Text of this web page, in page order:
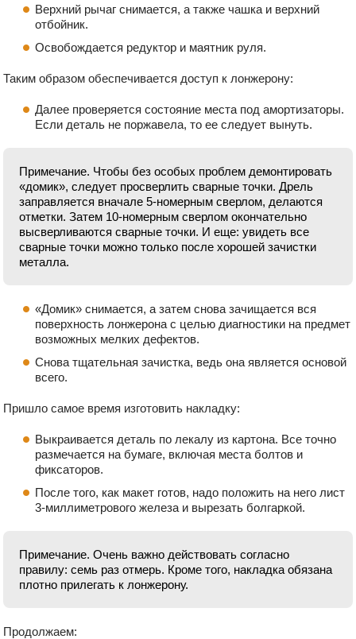
Верхний рычаг снимается, а также чашка и верхний
отбойник.
Освобождается редуктор и маятник руля.
Таким образом обеспечивается доступ к лонжерону:
Далее проверяется состояние места под амортизаторы.
Если деталь не поржавела, то ее следует вынуть.
Примечание. Чтобы без особых проблем демонтировать
«домик», следует просверлить сварные точки. Дрель
заправляется вначале 5-номерным сверлом, делаются
отметки. Затем 10-номерным сверлом окончательно
высверливаются сварные точки. И еще: увидеть все
сварные точки можно только после хорошей зачистки
металла.
«Домик» снимается, а затем снова зачищается вся
поверхность лонжерона с целью диагностики на предмет
возможных мелких дефектов.
Снова тщательная зачистка, ведь она является основой
всего.
Пришло самое время изготовить накладку:
Выкраивается деталь по лекалу из картона. Все точно
размечается на бумаге, включая места болтов и
фиксаторов.
После того, как макет готов, надо положить на него лист
3-миллиметрового железа и вырезать болгаркой.
Примечание. Очень важно действовать согласно
правилу: семь раз отмерь. Кроме того, накладка обязана
плотно прилегать к лонжерону.
Продолжаем: